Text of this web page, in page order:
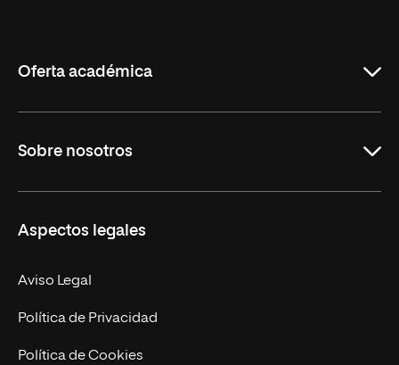
Oferta académica
Másteres Oficiales
Doctorados
Experto Universitario
Postgrados
Cursos Universitarios
Sobre nosotros
Facultades
Nuestro Equipo
Trabaja en UNIR
Actualidad
Aspectos legales
Aviso Legal
Política de Privacidad
Política de Cookies